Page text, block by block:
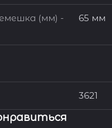
(мм) -
65 мм
3621